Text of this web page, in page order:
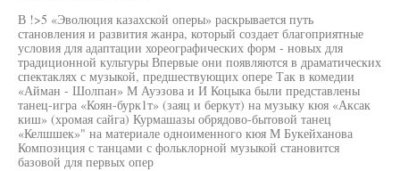
В !>5 «Эволюция казахской оперы» раскрывается путь
становления и развития жанра, который создает благоприятные
условия для адаптации хореографических форм - новых для
традиционной культуры Впервые они появляются в драматических
спектаклях с музыкой, предшествующих опере Так в комедии
«Айман - Шолпан» М Ауэзова и И Коцыка были представлены
танец-игра «Коян-бурк1т» (заяц и беркут) на музыку кюя «Аксак
киш» (хромая сайга) Курмашазы обрядово-бытовой танец
«Келшшек»" на материале одноименного кюя М Букейханова
Композиция с танцами с фольклорной музыкой становится
базовой для первых опер